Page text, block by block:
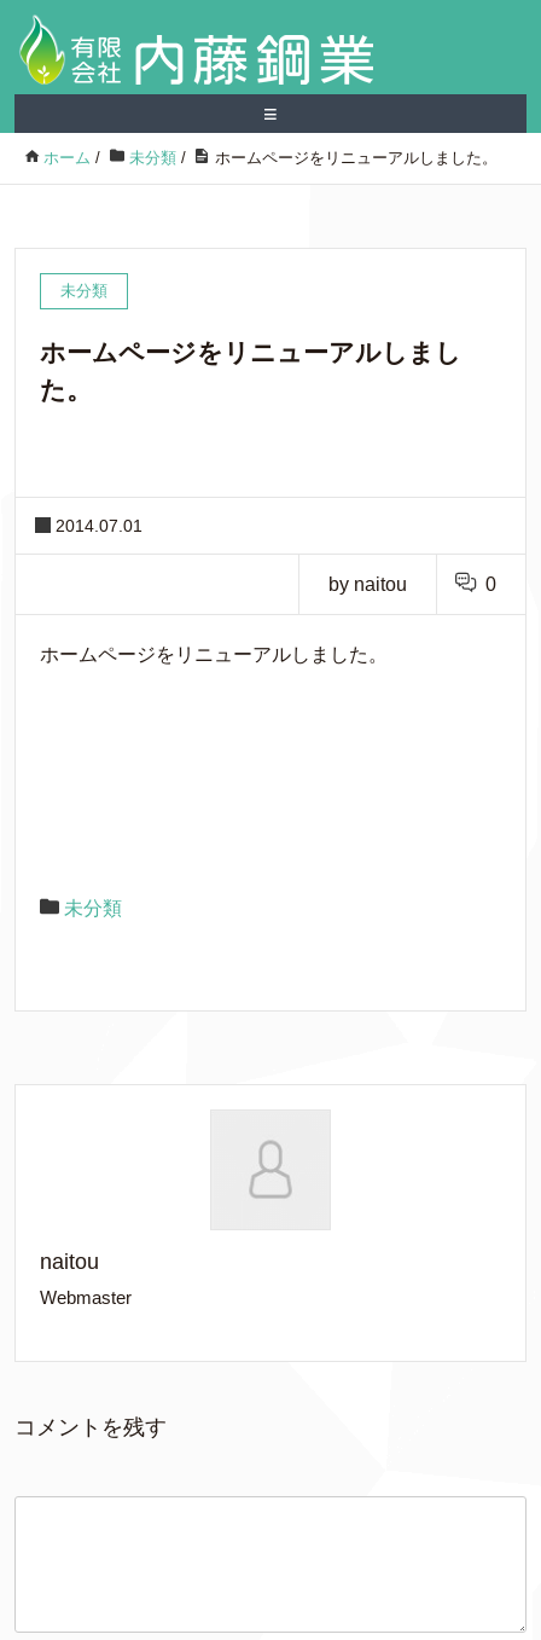
≡
ホーム / 未分類 / ホームページをリニューアルしました。
未分類
ホームページをリニューアルしまし
た。
2014.07.01
by naitou 0
ホームページをリニューアルしました。
未分類
naitou
Webmaster
コメントを残す